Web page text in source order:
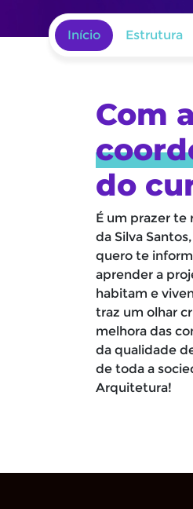
Início Estrutura
Com
do
É um prazer te
da Silva
quero te
aprender a
habitam e
traz um olhar
melhora das
da qualidade
de toda a
Arquitetura!